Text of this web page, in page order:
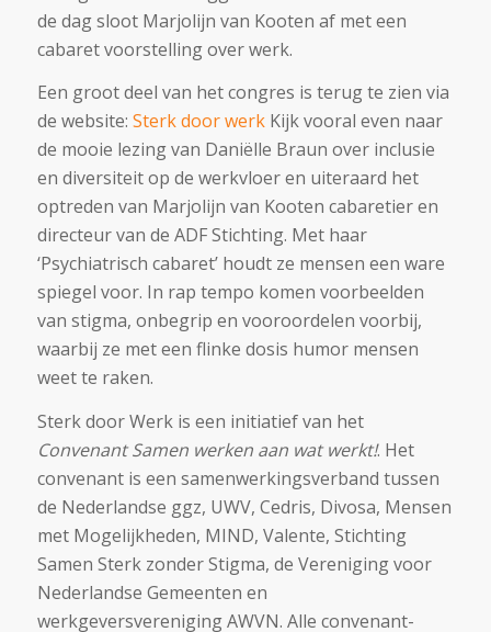
de dag sloot Marjolijn van Kooten af met een
cabaret voorstelling over werk.
Een groot deel van het congres is terug te zien via
de website: Sterk door werkKijk vooral even naar
de mooie lezing van Daniëlle Braun over inclusie
en diversiteit op de werkvloer en uiteraard het
optreden van Marjolijn van Kooten cabaretier en
directeur van de ADF Stichting. Met haar
‘Psychiatrisch cabaret’ houdt ze mensen een ware
spiegel voor. In rap tempo komen voorbeelden
van stigma, onbegrip en vooroordelen voorbij,
waarbij ze met een flinke dosis humor mensen
weet te raken.
Sterk door Werk is een initiatief van het
Convenant Samen werken aan wat werkt!. Het
convenant is een samenwerkingsverband tussen
de Nederlandse ggz, UWV, Cedris, Divosa, Mensen
met Mogelijkheden, MIND, Valente, Stichting
Samen Sterk zonder Stigma, de Vereniging voor
Nederlandse Gemeenten en
werkgeversvereniging AWVN. Alle convenant-